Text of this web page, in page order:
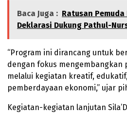
Baca Juga : Ratusan
Deklarasi Dukung Pathul-
“Program ini dirancang untuk
dengan fokus mengembangkan
melalui kegiatan kreatif,
pemberdayaan ekonomi,” ujar
Kegiatan-kegiatan lanjutan